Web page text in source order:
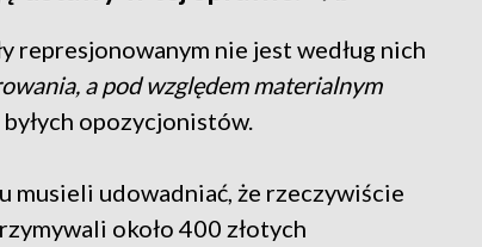
represjonowanym nie jest według nich
a pod względem materialnym
opozycjonistów.
musieli udowadniać, że rzeczywiście
około 400 złotych